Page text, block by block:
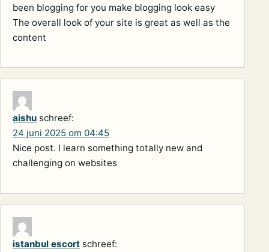
been blogging for you make blogging look easy
The overall look of your site is great as well as the
content
aishu schreef:
24 juni 2025 om 04:45
Nice post. I learn something totally new and
challenging on websites
istanbul escort schreef: